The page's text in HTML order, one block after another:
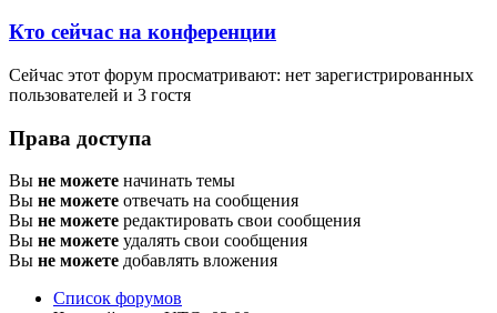
Кто сейчас на конференции
Сейчас этот форум просматривают: нет зарегистрированных
пользователей и 3 гостя
Права доступа
Вы не можете начинать темы
Вы не можете отвечать на сообщения
Вы не можете редактировать свои сообщения
Вы не можете удалять свои сообщения
Вы не можете добавлять вложения
Список форумов